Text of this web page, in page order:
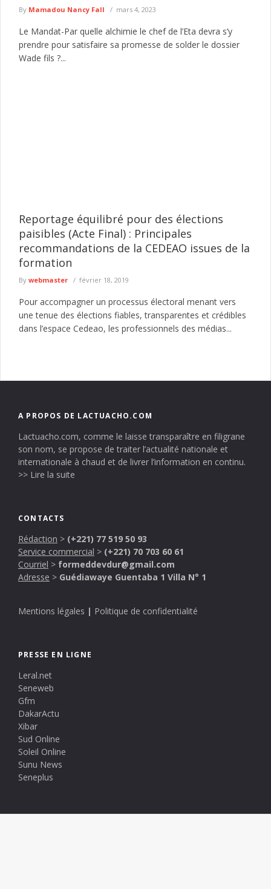
By Mamadou Nancy Fall mars 4, 2023
Le Mandat-Par quelle alchimie le chef de l’Eta devra s’y
prendre pour satisfaire sa promesse de solder le dossier
Wade fils ?...
Reportage équilibré pour des élections
paisibles (Acte Final) : Principales
recommandations de la CEDEAO issues de la
formation
By webmaster février 18, 2019
Pour accompagner un processus électoral menant vers
une tenue des élections fiables, transparentes et crédibles
dans l’espace Cedeao, les professionnels des médias...
A PROPOS DE LACTUACHO.COM
Lactuacho.com, comme le laisse transparaître en filigrane
son nom, se propose de traiter l’actualité nationale et
internationale à chaud et de livrer l’information en continu.
>> Lire la suite
CONTACTS
Rédaction > (+221) 77 519 50 93
Service commercial > (+221) 70 703 60 61
Courriel > formeddevdur@gmail.com
Adresse > Guédiawaye Guentaba 1 Villa N° 1
Mentions légales | Politique de confidentialité
PRESSE EN LIGNE
Leral.net
Seneweb
Gfm
DakarActu
Xibar
Sud Online
Soleil Online
Sunu News
Seneplus